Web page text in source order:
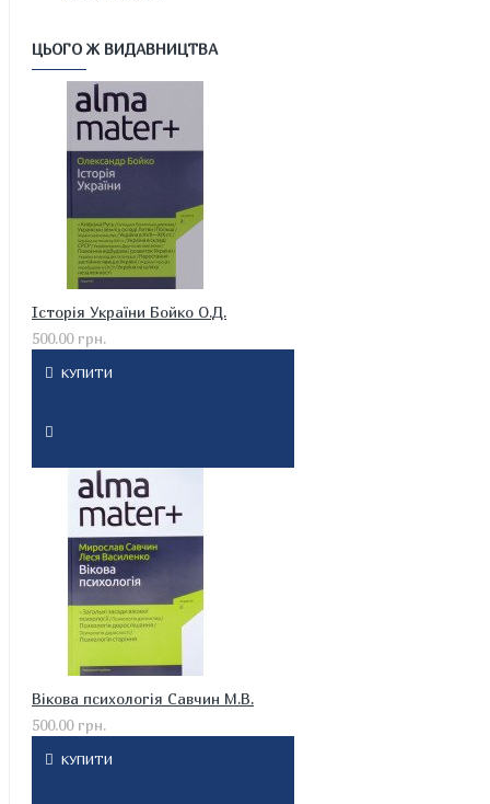
ЦЬОГО Ж ВИДАВНИЦТВА
Історія України Бойко О.Д.
500.00 грн.
КУПИТИ
Вікова психологія Савчин М.В.
500.00 грн.
КУПИТИ